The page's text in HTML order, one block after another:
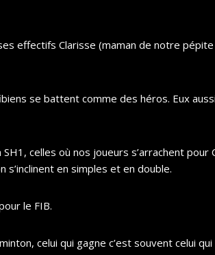
effectifs Clarisse (maman de notre
se battent comme des héros. Eux
celles où nos joueurs s’arrachent pour
en simples et en double.
le FIB.
celui qui gagne c’est souvent celui